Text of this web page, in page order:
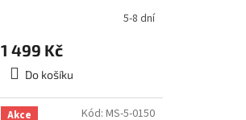
5-8 dní
1 499 Kč
Do košíku
Akce
Kód: MS-5-0150